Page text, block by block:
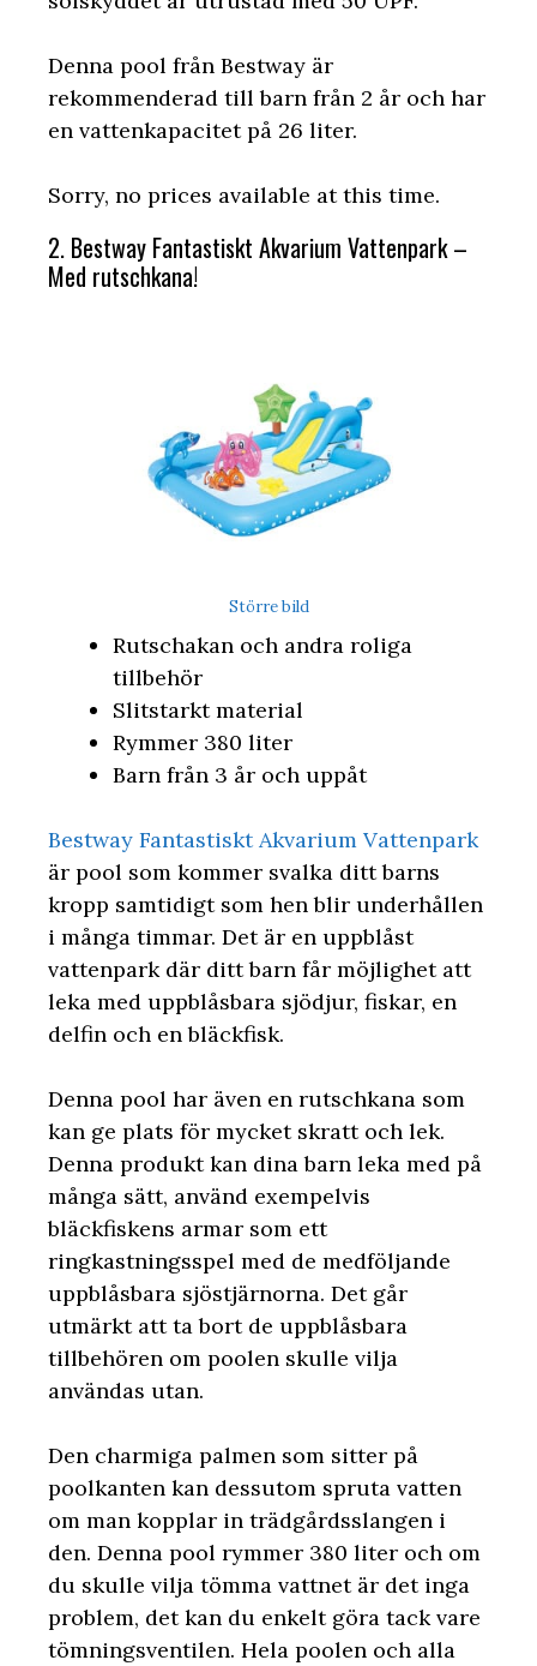
Denna pool från Bestway är
rekommenderad till barn från 2 år och har
en vattenkapacitet på 26 liter.
Sorry, no prices available at this time.
2. Bestway Fantastiskt Akvarium Vattenpark –
Med rutschkana!
Större bild
Rutschakan och andra roliga
tillbehör
Slitstarkt material
Rymmer 380 liter
Barn från 3 år och uppåt
Bestway Fantastiskt Akvarium Vattenpark
är pool som kommer svalka ditt barns
kropp samtidigt som hen blir underhållen
i många timmar. Det är en uppblåst
vattenpark där ditt barn får möjlighet att
leka med uppblåsbara sjödjur, fiskar, en
delfin och en bläckfisk.
Denna pool har även en rutschkana som
kan ge plats för mycket skratt och lek.
Denna produkt kan dina barn leka med på
många sätt, använd exempelvis
bläckfiskens armar som ett
ringkastningsspel med de medföljande
uppblåsbara sjöstjärnorna. Det går
utmärkt att ta bort de uppblåsbara
tillbehören om poolen skulle vilja
användas utan.
Den charmiga palmen som sitter på
poolkanten kan dessutom spruta vatten
om man kopplar in trädgårdsslangen i
den. Denna pool rymmer 380 liter och om
du skulle vilja tömma vattnet är det inga
problem, det kan du enkelt göra tack vare
tömningsventilen. Hela poolen och alla